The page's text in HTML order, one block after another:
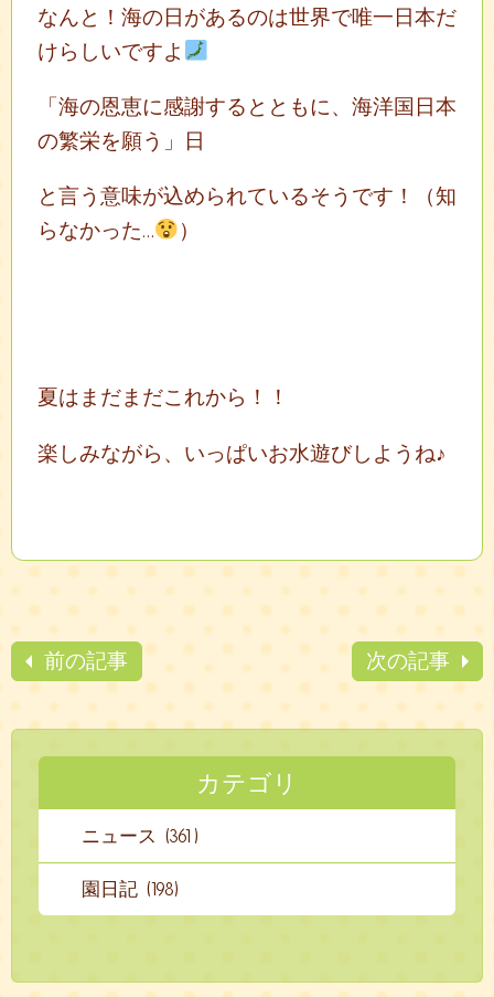
なんと！海の日があるのは世界で唯一日本だ
けらしいですよ
「海の恩恵に感謝するとともに、海洋国日本
の繁栄を願う」日
と言う意味が込められているそうです！（知
らなかった…
）
夏はまだまだこれから！！
楽しみながら、いっぱいお水遊びしようね♪
前の記事 次の記事
カテゴリ
ニュース (361)
園日記 (198)